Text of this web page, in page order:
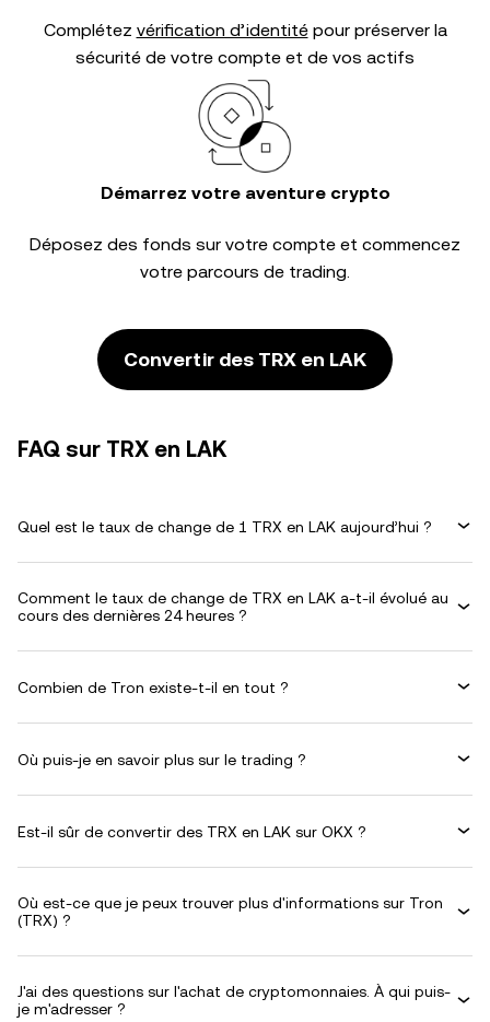
Complétez vérification d’identitépour préserver la
sécurité de votre compte et de vos actifs
Démarrez votre aventure crypto
Déposez des fonds sur votre compte et commencez
votre parcours de trading.
Convertir des TRX en LAK
FAQ sur TRX en LAK
Quel est le taux de change de 1 TRX en LAK aujourd’hui ?
Comment le taux de change de TRX en LAK a-t-il évolué au
cours des dernières 24 heures ?
Combien de Tron existe-t-il en tout ?
Où puis-je en savoir plus sur le trading ?
Est-il sûr de convertir des TRX en LAK sur OKX ?
Où est-ce que je peux trouver plus d'informations sur Tron
(TRX) ?
J'ai des questions sur l'achat de cryptomonnaies. À qui puis-
je m'adresser ?